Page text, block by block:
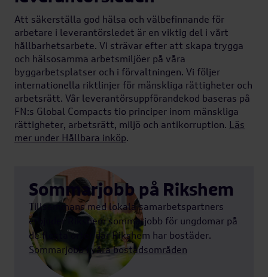
Att säkerställa god hälsa och välbefinnande för
arbetare i leverantörsledet är en viktig del i vårt
hållbarhetsarbete. Vi strävar efter att skapa trygga
och hälsosamma arbetsmiljöer på våra
byggarbetsplatser och i förvaltningen. Vi följer
internationella riktlinjer för mänskliga rättigheter och
arbetsrätt. Vår leverantörsuppförandekod baseras på
FN:s Global Compacts tio principer inom mänskliga
rättigheter, arbetsrätt, miljö och antikorruption.
Läs
mer under Hållbara inköp.
Sommarjobb på Rikshem
Tillsammans med lokala samarbetspartners
erbjuder Rikshem sommarjobb för ungdomar på
de flesta orter där Rikshem har bostäder.
Sommarjobb i våra bostadsområden